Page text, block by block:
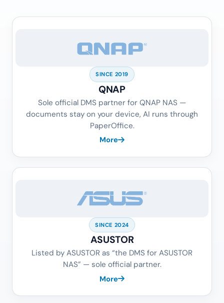
SINCE 2019
QNAP
Sole official DMS partner for QNAP NAS —
documents stay on your device, AI runs through
PaperOffice.
More
SINCE 2024
ASUSTOR
Listed by ASUSTOR as “the DMS for ASUSTOR
NAS” — sole official partner.
More